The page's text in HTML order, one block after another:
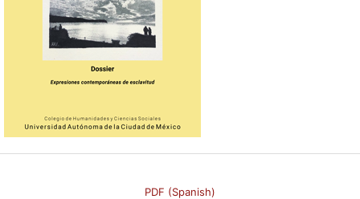
PDF (Spanish)